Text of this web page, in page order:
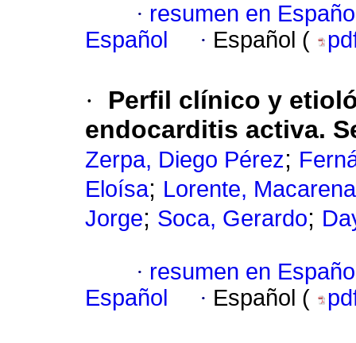
· resumen en
Español
· Español (
·
Perfil clínico y
endocarditis activa.
Zerpa, Diego Pérez;
Eloísa; Lorente, Macarena
Jorge; Soca, Gerardo;
· resumen en
Español
· Español (